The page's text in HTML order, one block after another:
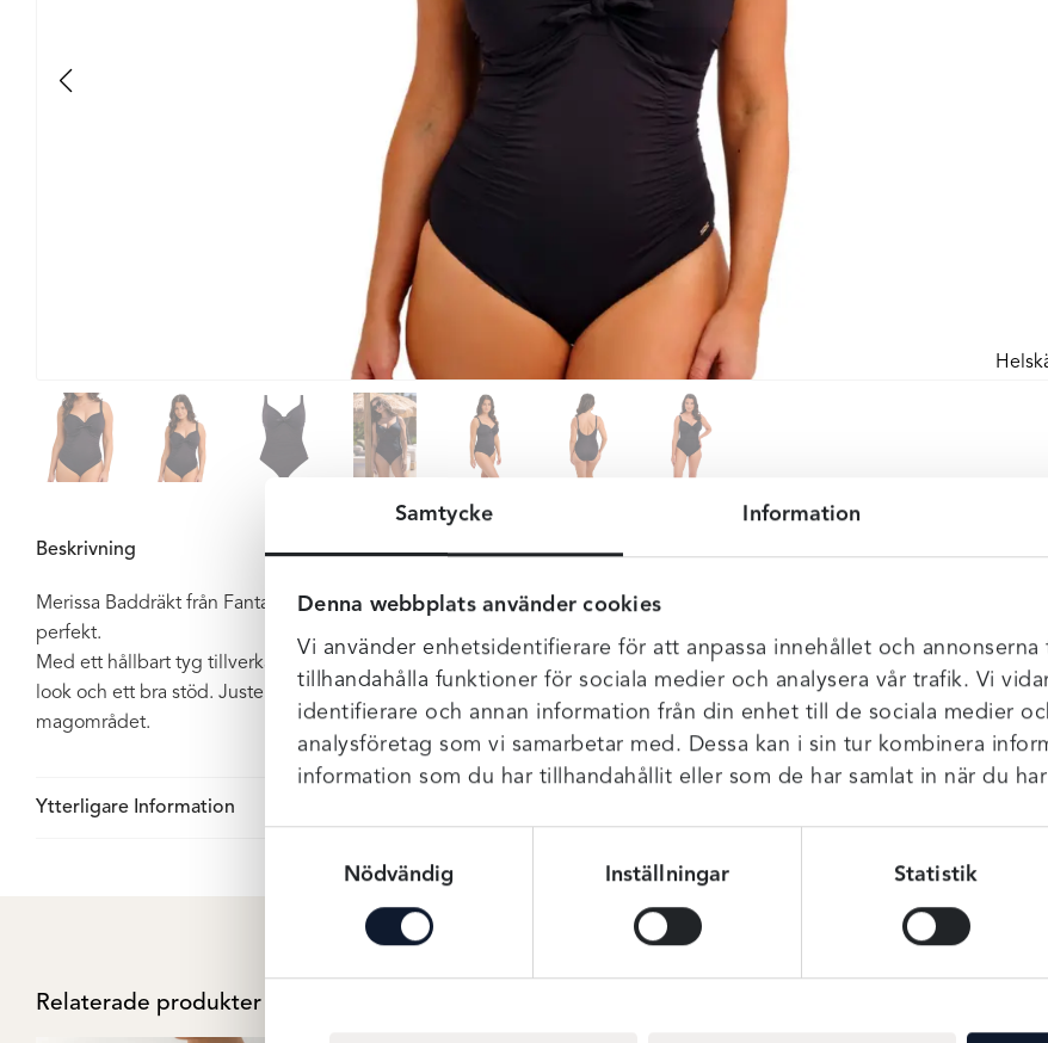
Samtycke Information
Denna webbplats använder cookies
Vi använder enhetsidentifierare för att anpassa innehållet och annonserna
tillhandahålla funktioner för sociala medier och analysera vår trafik. Vi
identifierare och annan information från din enhet till de sociala medier
analysföretag som vi samarbetar med. Dessa kan i sin tur kombinera
information som du har tillhandahållit eller som de har samlat in när du
Nödvändig
Inställningar Statistik
Beskrivning
Merissa Baddräkt från Fantasie. Den perfekta lilla svarta som passar oavsett om du skall till solen, spa eller badhuset så är
perfekt.
Med ett hållbart tyg tillverkat av ECONYL® återvunnet nylon. Dold bygel för extra stöd och vadderade kupor ger dig en
look och ett bra stöd. Justerbara axelband. Baddräkten har smickrande knytdetaljer framtill. Rynkad mittfram för att
magområdet.
Ytterligare Information
Relaterade produkter